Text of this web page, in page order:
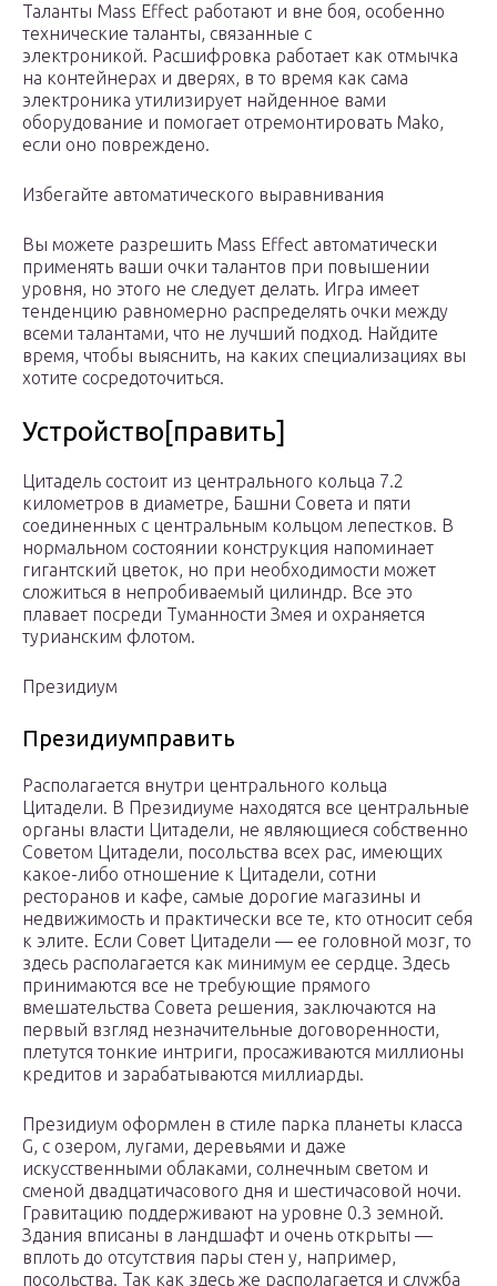
Таланты Mass Effect работают и вне боя, особенно
технические таланты, связанные с
электроникой. Расшифровка работает как отмычка
на контейнерах и дверях, в то время как сама
электроника утилизирует найденное вами
оборудование и помогает отремонтировать Mako,
если оно повреждено.
Избегайте автоматического выравнивания
Вы можете разрешить Mass Effect автоматически
применять ваши очки талантов при повышении
уровня, но этого не следует делать. Игра имеет
тенденцию равномерно распределять очки между
всеми талантами, что не лучший подход. Найдите
время, чтобы выяснить, на каких специализациях вы
хотите сосредоточиться.
Устройство[править]
Цитадель состоит из центрального кольца 7.2
километров в диаметре, Башни Совета и пяти
соединенных с центральным кольцом лепестков. В
нормальном состоянии конструкция напоминает
гигантский цветок, но при необходимости может
сложиться в непробиваемый цилиндр. Все это
плавает посреди Туманности Змея и охраняется
турианским флотом.
Президиум
Президиумправить
Располагается внутри центрального кольца
Цитадели. В Президиуме находятся все центральные
органы власти Цитадели, не являющиеся собственно
Советом Цитадели, посольства всех рас, имеющих
какое-либо отношение к Цитадели, сотни
ресторанов и кафе, самые дорогие магазины и
недвижимость и практически все те, кто относит себя
к элите. Если Совет Цитадели — ее головной мозг, то
здесь располагается как минимум ее сердце. Здесь
принимаются все не требующие прямого
вмешательства Совета решения, заключаются на
первый взгляд незначительные договоренности,
плетутся тонкие интриги, просаживаются миллионы
кредитов и зарабатываются миллиарды.
Президиум оформлен в стиле парка планеты класса
G, с озером, лугами, деревьями и даже
искусственными облаками, солнечным светом и
сменой двадцатичасового дня и шестичасовой ночи.
Гравитацию поддерживают на уровне 0.3 земной.
Здания вписаны в ландшафт и очень открыты —
вплоть до отсутствия пары стен у, например,
посольства. Так как здесь же располагается и служба